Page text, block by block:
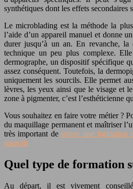
synthétiques dont les effets secondaires
Le microblading est la méthode la
l’aide d’un appareil manuel et donne
durer jusqu’à un an. En revanche, la
technique un peu plus complexe. Elle
dermographe, un dispositif spécifique
assez conséquent. Toutefois, la
uniquement les sourcils. Elle permet
lèvres, les yeux ainsi que le visage et
zone à pigmenter, c’est l’esthéticienne
Vous souhaitez en faire votre métier ?
du maquillage permanent et maîtriser
très important de suivre une formation
sourcils
Quel type de formation
Au départ, il est vivement